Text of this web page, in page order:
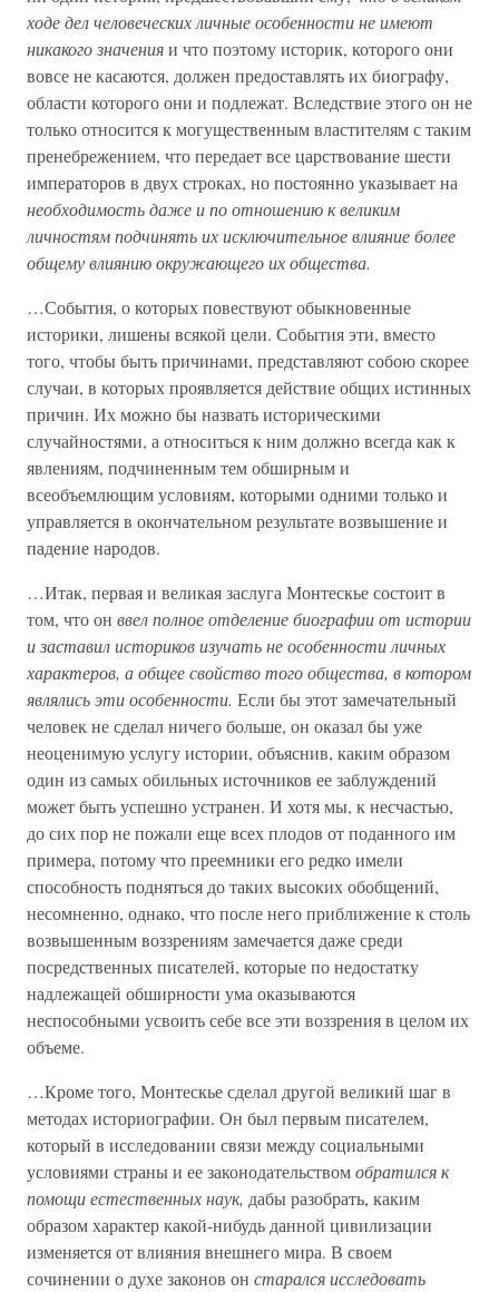
ходе дел человеческих личные особенности не имеют
никакого значенияи что поэтому историк, которого они
вовсе не касаются, должен предоставлять их биографу,
области которого они и подлежат. Вследствие этого он не
только относится к могущественным властителям с таким
пренебрежением, что передает все царствование шести
императоров в двух строках, но постоянно указывает на
необходимость даже и по отношению к великим
личностям подчинять их исключительное влияние более
общему влиянию окружающего их общества.
…События, о которых повествуют обыкновенные
историки, лишены всякой цели. События эти, вместо
того, чтобы быть причинами, представляют собою скорее
случаи, в которых проявляется действие общих истинных
причин. Их можно бы назвать историческими
случайностями, а относиться к ним должно всегда как к
явлениям, подчиненным тем обширным и
всеобъемлющим условиям, которыми одними только и
управляется в окончательном результате возвышение и
падение народов.
…Итак, первая и великая заслуга Монтескье состоит в
том, что он ввел полное отделение биографии от истории
и заставил историков изучать не особенности личных
характеров, а общее свойство того общества, в котором
являлись эти особенности. Если бы этот замечательный
человек не сделал ничего больше, он оказал бы уже
неоценимую услугу истории, объяснив, каким образом
один из самых обильных источников ее заблуждений
может быть успешно устранен. И хотя мы, к несчастью,
до сих пор не пожали еще всех плодов от поданного им
примера, потому что преемники его редко имели
способность подняться до таких высоких обобщений,
несомненно, однако, что после него приближение к столь
возвышенным воззрениям замечается даже среди
посредственных писателей, которые по недостатку
надлежащей обширности ума оказываются
неспособными усвоить себе все эти воззрения в целом их
объеме.
…Кроме того, Монтескье сделал другой великий шаг в
методах историографии. Он был первым писателем,
который в исследовании связи между социальными
условиями страны и ее законодательствомобратился к
помощи естественных наук, дабы разобрать, каким
образом характер какой-нибудь данной цивилизации
изменяется от влияния внешнего мира. В своем
сочинении о духе законов он старался исследовать